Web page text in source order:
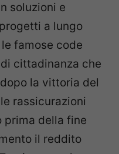
soluzioni e
a lungo
famose code
cittadinanza che
la vittoria del
rassicurazioni
prima della fine
il reddito